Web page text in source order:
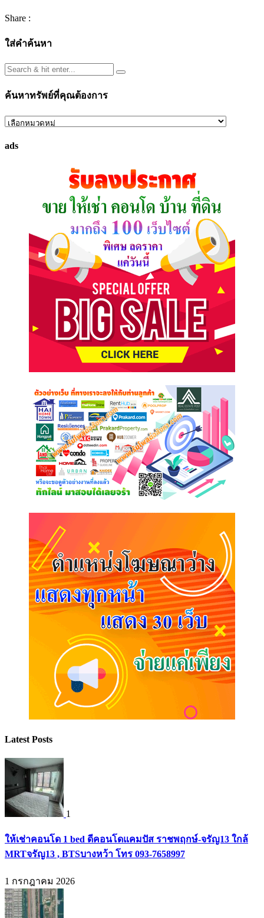
Share :
ใส่คำค้นหา
ค้นหาทรัพย์ที่คุณต้องการ
ค้นหา
ที่
ads
Latest Posts
1
ให้เช่าคอนโด 1 bed ดีคอนโดแคมปัส ราชพฤกษ์-จรัญ13 ใกล้
MRTจรัญ13 , BTSบางหว้า โทร 093-7658997
1 กรกฎาคม 2026